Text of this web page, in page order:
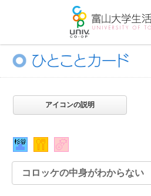
アイコンの説明
コロッケの中身がわからない